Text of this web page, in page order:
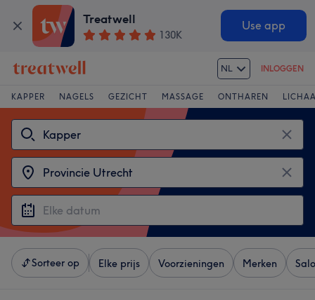
Treatwell
130K
Use app
NL INLOGGEN
KAPPER NAGELS GEZICHT MASSAGE ONTHAREN
Sorteer op Elke prijs Voorzieningen Merken